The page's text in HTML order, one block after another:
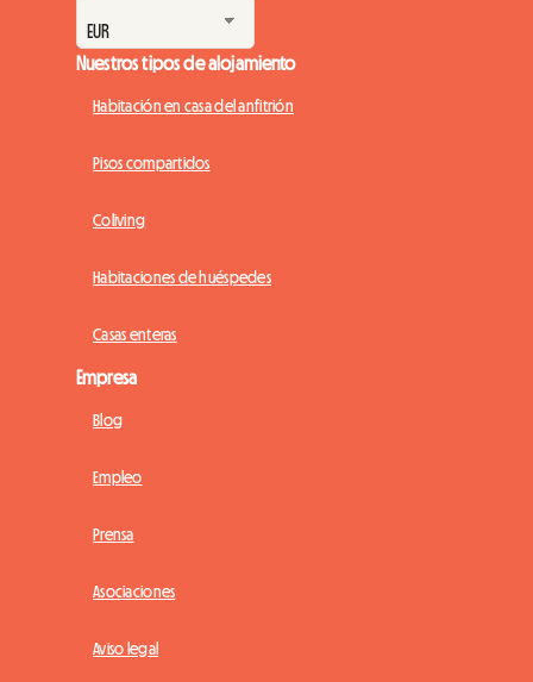
Nuestros tipos de alojamiento
Habitación en casa del anfitrión
Pisos compartidos
Coliving
Habitaciones de huéspedes
Casas enteras
Empresa
Blog
Empleo
Prensa
Asociaciones
Aviso legal